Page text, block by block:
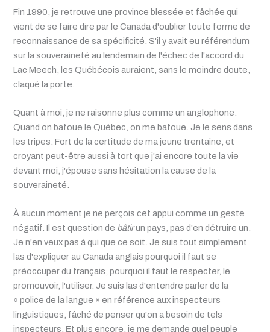
Fin 1990, je retrouve une province blessée et fâchée qui
vient de se faire dire par le Canada d'oublier toute forme de
reconnaissance de sa spécificité. S'il y avait eu référendum
sur la souveraineté au lendemain de l'échec de l'accord du
Lac Meech, les Québécois auraient, sans le moindre doute,
claqué la porte.
Quant à moi, je ne raisonne plus comme un anglophone.
Quand on bafoue le Québec, on me bafoue. Je le sens dans
les tripes. Fort de la certitude de ma jeune trentaine, et
croyant peut-être aussi à tort que j'ai encore toute la vie
devant moi, j'épouse sans hésitation la cause de la
souveraineté.
À aucun moment je ne perçois cet appui comme un geste
négatif. Il est question de bâtirun pays, pas d'en détruire un.
Je n'en veux pas à qui que ce soit. Je suis tout simplement
las d'expliquer au Canada anglais pourquoi il faut se
préoccuper du français, pourquoi il faut le respecter, le
promouvoir, l'utiliser. Je suis las d'entendre parler de la
« police de la langue » en référence aux inspecteurs
linguistiques, fâché de penser qu'on a besoin de tels
inspecteurs. Et plus encore, je me demande quel peuple